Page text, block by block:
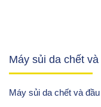
Máy sủi da chết
Máy sủi da chết và